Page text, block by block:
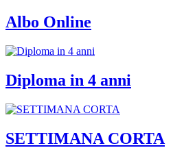
Albo Online
Diploma in 4 anni
SETTIMANA CORTA